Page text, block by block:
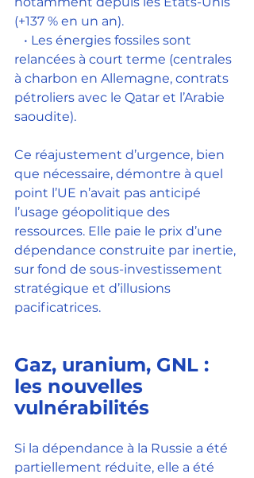
(+137 % en un an).
relancées à court terme (centrales
à charbon en Allemagne, contrats
pétroliers avec le Qatar et l’Arabie
saoudite).
Ce réajustement d’urgence, bien
que nécessaire, démontre à quel
point l’UE n’avait pas anticipé
l’usage géopolitique des
ressources. Elle paie le prix d’une
dépendance construite par inertie,
sur fond de sous-investissement
stratégique et d’illusions
pacificatrices.
Gaz, uranium, GNL :
les nouvelles
vulnérabilités
Si la dépendance à la Russie a été
partiellement réduite, elle a été